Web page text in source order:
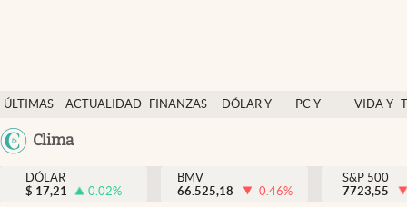
ÚLTIMAS
NOTICIAS
ACTUALIDAD
FINANZAS
DÓLAR Y
PC Y
VIDA Y
México
Clima
Actualidad
Finanzas y economía
Dólar y mercados
DÓLAR
$ 17,21 0.02%
BMV
66.525,18
-0.46%
S&P 500
7723,55